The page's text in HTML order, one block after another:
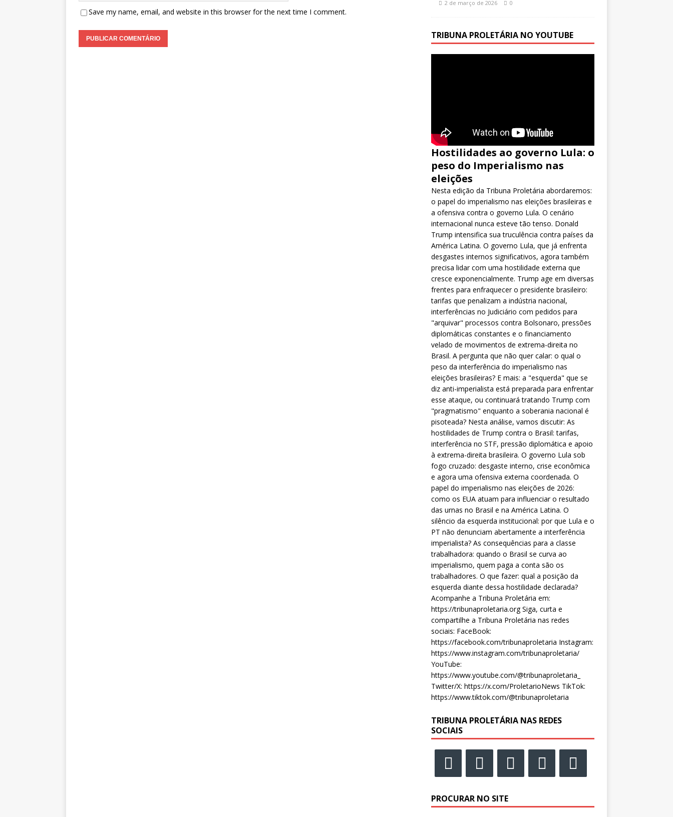
Save my name, email, and website in this browser for the next time I comment.
2 de março de 2026 0
TRIBUNA PROLETÁRIA NO YOUTUBE
Hostilidades ao governo Lula: o
peso do Imperialismo nas
eleições
Nesta edição da Tribuna Proletária abordaremos:
o papel do imperialismo nas eleições brasileiras e
a ofensiva contra o governo Lula. O cenário
internacional nunca esteve tão tenso. Donald
Trump intensifica sua truculência contra países da
América Latina. O governo Lula, que já enfrenta
desgastes internos significativos, agora também
precisa lidar com uma hostilidade externa que
cresce exponencialmente. Trump age em diversas
frentes para enfraquecer o presidente brasileiro:
tarifas que penalizam a indústria nacional,
interferências no Judiciário com pedidos para
"arquivar" processos contra Bolsonaro, pressões
diplomáticas constantes e o financiamento
velado de movimentos de extrema-direita no
Brasil. A pergunta que não quer calar: o qual o
peso da interferência do imperialismo nas
eleições brasileiras? E mais: a "esquerda" que se
diz anti-imperialista está preparada para enfrentar
esse ataque, ou continuará tratando Trump com
"pragmatismo" enquanto a soberania nacional é
pisoteada? Nesta análise, vamos discutir: As
hostilidades de Trump contra o Brasil: tarifas,
interferência no STF, pressão diplomática e apoio
à extrema-direita brasileira. O governo Lula sob
fogo cruzado: desgaste interno, crise econômica
e agora uma ofensiva externa coordenada. O
papel do imperialismo nas eleições de 2026:
como os EUA atuam para influenciar o resultado
das urnas no Brasil e na América Latina. O
silêncio da esquerda institucional: por que Lula e o
PT não denunciam abertamente a interferência
imperialista? As consequências para a classe
trabalhadora: quando o Brasil se curva ao
imperialismo, quem paga a conta são os
trabalhadores. O que fazer: qual a posição da
esquerda diante dessa hostilidade declarada?
Acompanhe a Tribuna Proletária em:
https://tribunaproletaria.org Siga, curta e
compartilhe a Tribuna Proletária nas redes
sociais: FaceBook:
https://facebook.com/tribunaproletaria Instagram:
https://www.instagram.com/tribunaproletaria/
YouTube:
https://www.youtube.com/@tribunaproletaria_
Twitter/X: https://x.com/ProletarioNews TikTok:
https://www.tiktok.com/@tribunaproletaria
TRIBUNA PROLETÁRIA NAS REDES
SOCIAIS
PROCURAR NO SITE